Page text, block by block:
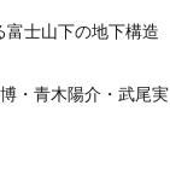
富士山下の地下構造
・青木陽介・武尾実